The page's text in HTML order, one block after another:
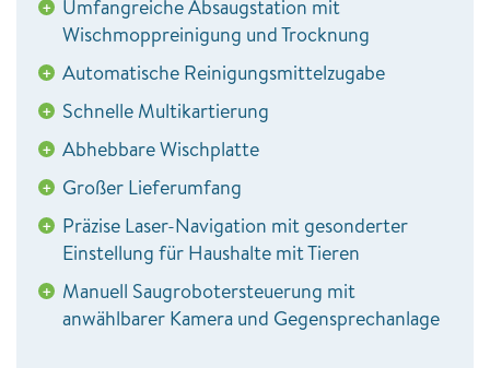
+ Umfangreiche Absaugstation mit
Wischmoppreinigung und Trocknung
+ Automatische Reinigungsmittelzugabe
+ Schnelle Multikartierung
+ Abhebbare Wischplatte
+ Großer Lieferumfang
+ Präzise Laser-Navigation mit gesonderter
Einstellung für Haushalte mit Tieren
+ Manuell Saugrobotersteuerung mit
anwählbarer Kamera und Gegensprechanlage